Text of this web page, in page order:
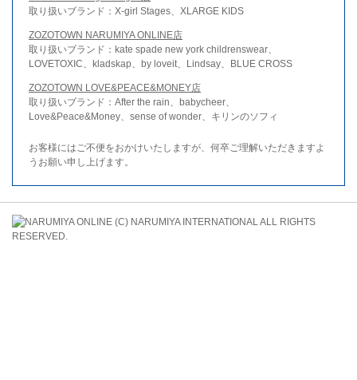
取り扱いブランド：X-girl Stages、XLARGE KIDS
ZOZOTOWN NARUMIYA ONLINE店
取り扱いブランド：kate spade new york childrenswear、
LOVETOXIC、kladskap、by loveit、Lindsay、BLUE CROSS
ZOZOTOWN LOVE&PEACE&MONEY店
取り扱いブランド：After the rain、babycheer、
Love&Peace&Money、sense of wonder、キリンのソフィ
お客様にはご不便をおかけいたしますが、何卒ご理解いただきますよ
うお願い申し上げます。